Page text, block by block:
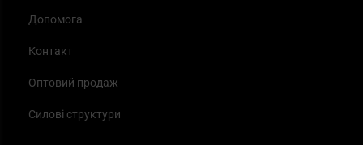
Допомога
Контакт
Оптовий продаж
Силові структури